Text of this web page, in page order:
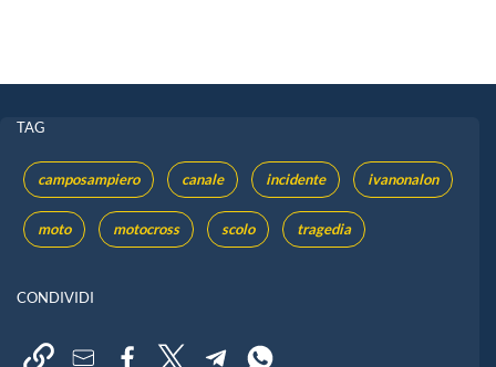
TAG
camposampiero canale incidente ivanonalon
moto motocross scolo tragedia
CONDIVIDI